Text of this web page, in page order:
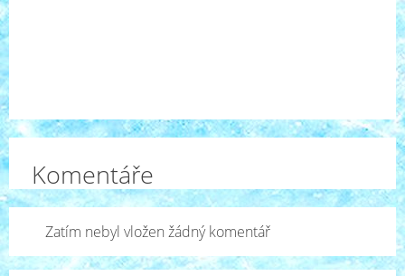
Komentáře
Zatím nebyl vložen žádný komentář